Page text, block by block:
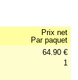
Prix net
Par paquet
64.90 €
1